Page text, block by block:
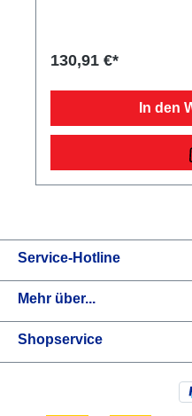
130,91 €*
In den
Service-Hotline
Mehr über...
Shopservice